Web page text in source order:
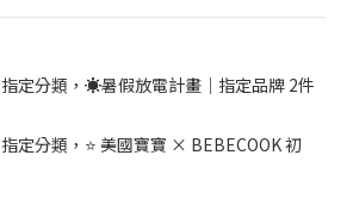
指定分類，☀️暑假放電計畫｜指定品牌 2件
指定分類，⭐ 美國寶寶 × BEBECOOK 初